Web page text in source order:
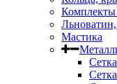
Комплекты
Мастика